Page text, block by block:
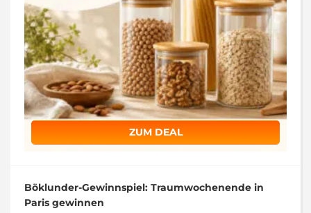
ZUM DEAL
Böklunder-Gewinnspiel: Traumwochenende in
Paris gewinnen